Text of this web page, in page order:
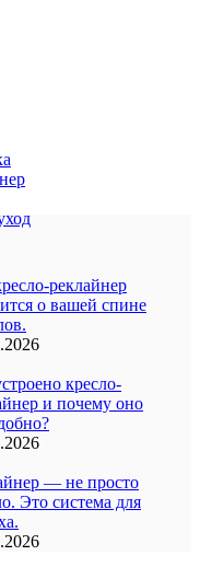
реклайнер
о вашей спине
кресло-
и почему оно
— не просто
Это система для